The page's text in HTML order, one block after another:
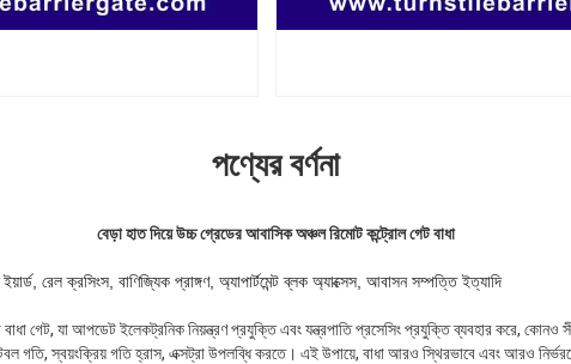
পণ্যের বর্ণনা
বেড়া হাত দিয়ে উচ্চ গ্রেডের আবাসিক অঞ্চল রিমোট কন্ট্রোল গেট বাধা
রেল ক্রসিংস, বাণিজ্যিক প্রাঙ্গণ, অ্যাপার্টমেন্ট ব্লক অ্যাক্সেস, আবাসন সম্পত্তি ইত্যাদি
বাধা গেট, যা আপডেট ইলেকট্রনিক নিয়ন্ত্রণ প্রযুক্তি এবং যন্ত্রপাতি প্রসেসিং প্রযুক্তি ব্যবহার করে, কোনও
গতি, স্বয়ংক্রিয় গতি হ্রাস, এক্সট্রা উপলব্ধি করতে। এই উপায়ে, বাধা আরও স্থিরভাবে এবং আরও